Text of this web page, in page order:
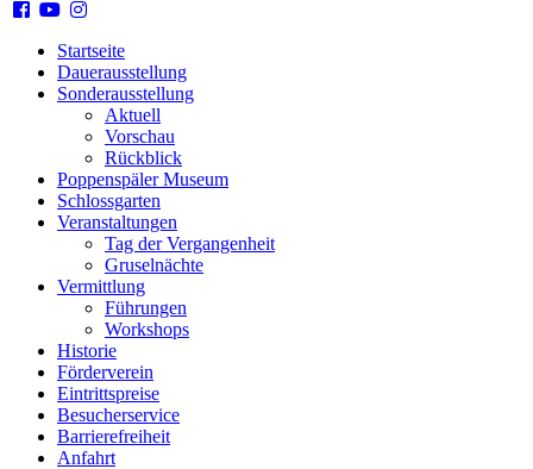
Startseite
Dauerausstellung
Sonderausstellung
Aktuell
Vorschau
Rückblick
Poppenspäler Museum
Schlossgarten
Veranstaltungen
Tag der Vergangenheit
Gruselnächte
Vermittlung
Führungen
Workshops
Historie
Förderverein
Eintrittspreise
Besucherservice
Barrierefreiheit
Anfahrt